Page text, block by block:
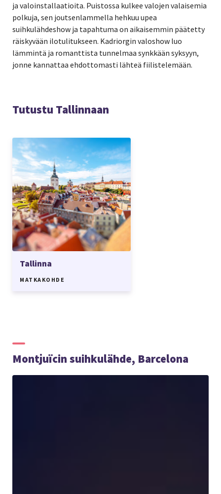
ja valoinstallaatioita. Puistossa kulkee valojen valaisemia
polkuja, sen joutsenlammella hehkuu upea
suihkulähdeshow ja tapahtuma on aikaisemmin päätetty
räiskyvään ilotulitukseen. Kadriorgin valoshow luo
lämmintä ja romanttista tunnelmaa synkkään syksyyn,
jonne kannattaa ehdottomasti lähteä fiilistelemään.
Tutustu Tallinnaan
Tallinna
MATKAKOHDE
Montjuïcin suihkulähde, Barcelona